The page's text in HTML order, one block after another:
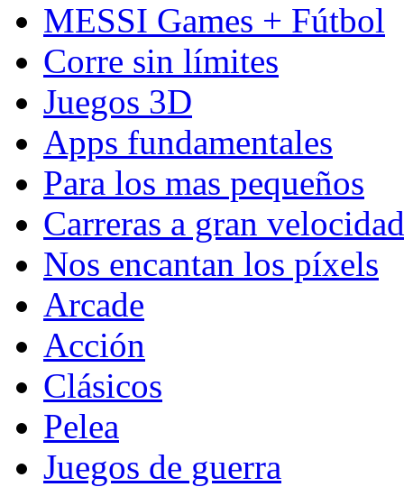
MESSI Games + Fútbol
Corre sin límites
Juegos 3D
Apps fundamentales
Para los mas pequeños
Carreras a gran velocidad
Nos encantan los píxels
Arcade
Acción
Clásicos
Pelea
Juegos de guerra